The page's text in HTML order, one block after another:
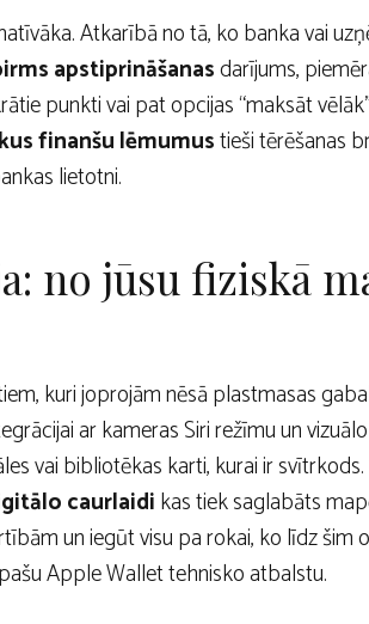
Atkarībā no tā, ko banka vai
apstiprināšanasdarījums,
punkti vai pat opcijas “maksāt
finanšu lēmumustieši tērēšanas
lietotni.
no jūsu fiziskā
kuri joprojām nēsā plastmasas
ar kameras Siri režīmu un
vai bibliotēkas karti, kurai ir
caurlaidikas tiek saglabāts
un iegūt visu pa rokai, ko līdz šim
Apple Wallet tehnisko atbalstu.